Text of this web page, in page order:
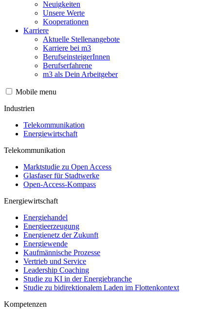
Neuigkeiten
Unsere Werte
Kooperationen
Karriere
Aktuelle Stellenangebote
Karriere bei m3
BerufseinsteigerInnen
Berufserfahrene
m3 als Dein Arbeitgeber
Mobile menu
Industrien
Telekommunikation
Energiewirtschaft
Telekommunikation
Marktstudie zu Open Access
Glasfaser für Stadtwerke
Open-Access-Kompass
Energiewirtschaft
Energiehandel
Energieerzeugung
Energienetz der Zukunft
Energiewende
Kaufmännische Prozesse
Vertrieb und Service
Leadership Coaching
Studie zu KI in der Energiebranche
Studie zu bidirektionalem Laden im Flottenkontext
Kompetenzen